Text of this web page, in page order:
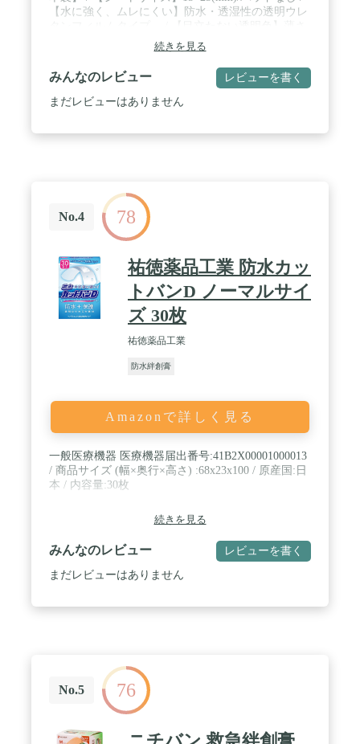
【水に強く、ムレにくい】防水・透湿性の透明ウレ
0.05mmの薄いフィルムで貼っても目立たず、傷口
をしっかり守ります。 / 【ピンポイント】にぱっく
り割れを閉じ込め、指に巻かないので、指の動きを
妨げません。 / 内容量:30枚入
続きを見る
みんなのレビュー レビューを書く
まだレビューはありません
No.4 78
祐徳薬品工業 防水カッ
トバンD ノーマルサイ
ズ 30枚
祐徳薬品工業
防水絆創膏
Amazonで詳しく見る
一般医療機器 医療機器届出番号:41B2X00001000013
/ 商品サイズ (幅×奥行×高さ) :68x23x100 / 原産国:日
本 / 内容量:30枚
続きを見る
みんなのレビュー レビューを書く
まだレビューはありません
No.5 76